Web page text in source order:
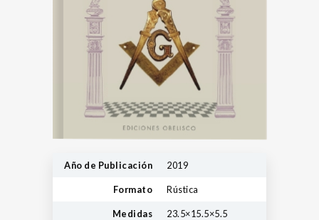
Año de Publicación 2019
Formato Rústica
Medidas 23.5×15.5×5.5